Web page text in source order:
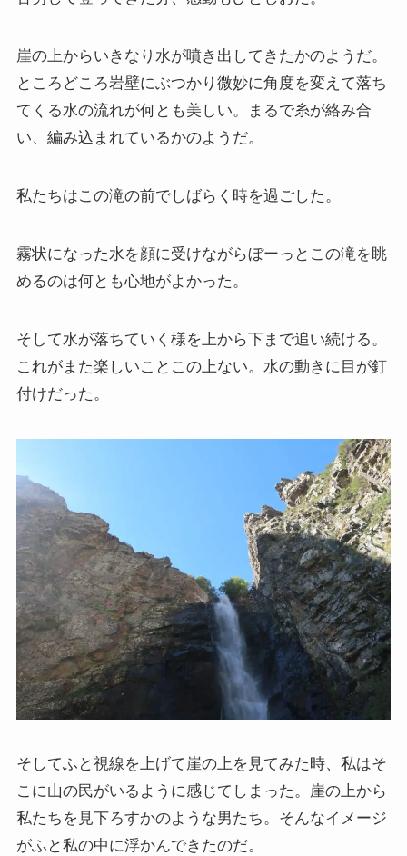
崖の上からいきなり水が噴き出してきたかのようだ。
ところどころ岩壁にぶつかり微妙に角度を変えて落ち
てくる水の流れが何とも美しい。まるで糸が絡み合
い、編み込まれているかのようだ。
私たちはこの滝の前でしばらく時を過ごした。
霧状になった水を顔に受けながらぼーっとこの滝を眺
めるのは何とも心地がよかった。
そして水が落ちていく様を上から下まで追い続ける。
これがまた楽しいことこの上ない。水の動きに目が釘
付けだった。
そしてふと視線を上げて崖の上を見てみた時、私はそ
こに山の民がいるように感じてしまった。崖の上から
私たちを見下ろすかのような男たち。そんなイメージ
がふと私の中に浮かんできたのだ。